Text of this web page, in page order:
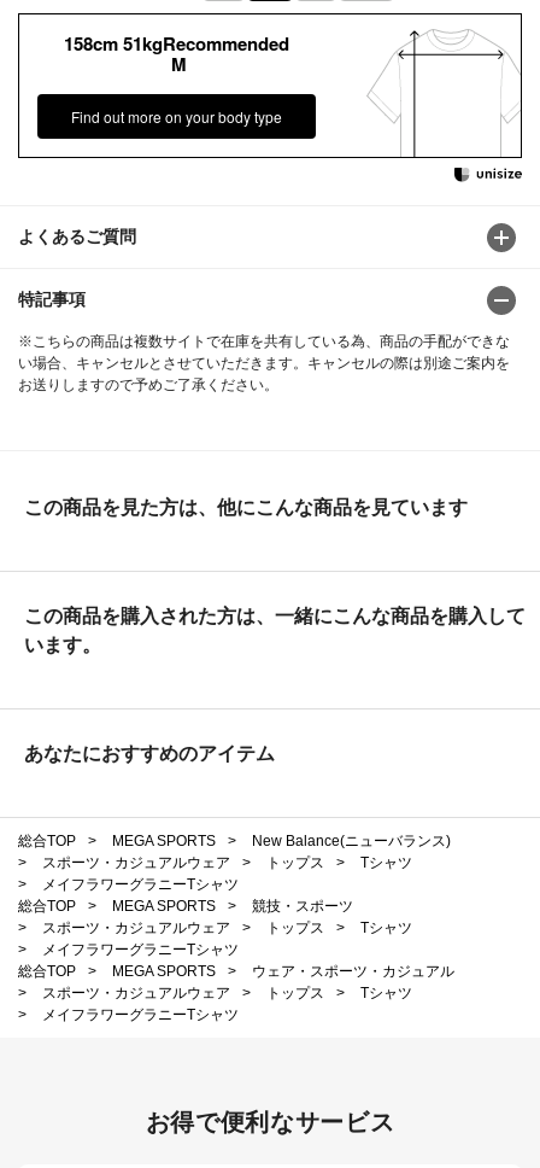
よくあるご質問
特記事項
※こちらの商品は複数サイトで在庫を共有している為、商品の手配ができな
い場合、キャンセルとさせていただきます。キャンセルの際は別途ご案内を
お送りしますので予めご了承ください。
158cm 51kgRecommended
M
Find out more on your body type
この商品を見た方は、他にこんな商品を見ています
この商品を購入された方は、一緒にこんな商品を購入して
います。
あなたにおすすめのアイテム
総合TOP > MEGA SPORTS >
New Balance(ニューバランス)
>
スポーツ・カジュアルウェア > トップス >
Tシャツ
>
メイフラワーグラニーTシャツ
総合TOP
> MEGA SPORTS >
競技・スポーツ
>
スポーツ・カジュアルウェア > トップス >
Tシャツ
>
メイフラワーグラニーTシャツ
総合TOP
> MEGA SPORTS >
ウェア・スポーツ・カジュアル
>
スポーツ・カジュアルウェア > トップス >
Tシャツ
>
メイフラワーグラニーTシャツ
お得で便利なサービス